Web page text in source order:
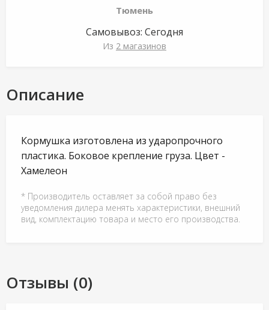
Тюмень
Самовывоз: Сегодня
Из 2 магазинов
Описание
Кормушка изготовлена из ударопрочного
пластика. Боковое крепление груза. Цвет -
Хамелеон
* Производитель оставляет за собой право без
уведомления дилера менять характеристики, внешний
вид, комплектацию товара и место его производства.
Отзывы (0)